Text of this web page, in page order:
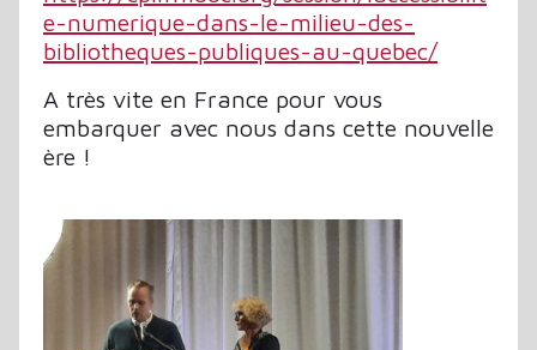
e-numerique-dans-le-milieu-des-
bibliotheques-publiques-au-quebec/
A très vite en France pour vous
embarquer avec nous dans cette nouvelle
ère !